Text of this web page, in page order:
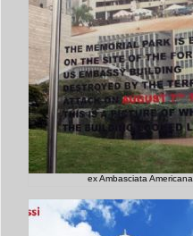
ex Ambasciata Americana